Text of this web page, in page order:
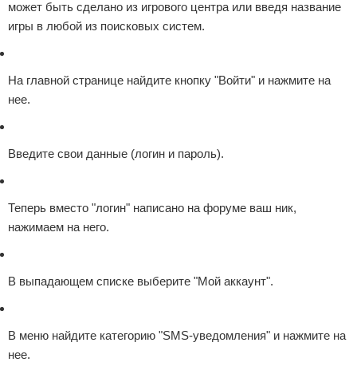
может быть сделано из игрового центра или введя название
игры в любой из поисковых систем.
На главной странице найдите кнопку "Войти" и нажмите на
нее.
Введите свои данные (логин и пароль).
Теперь вместо "логин" написано на форуме ваш ник,
нажимаем на него.
В выпадающем списке выберите "Мой аккаунт".
В меню найдите категорию "SMS-уведомления" и нажмите на
нее.